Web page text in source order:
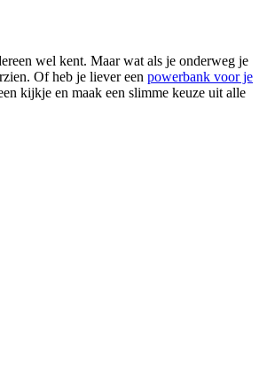
wel kent. Maar wat als je onderweg je
Of heb je liever een powerbank voor je
kijkje en maak een slimme keuze uit alle